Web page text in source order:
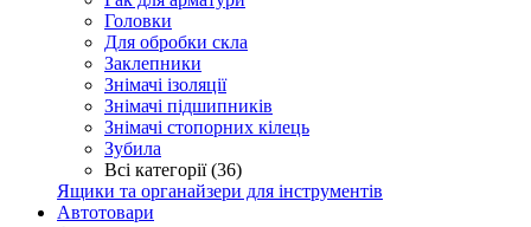
Головки
Для обробки скла
Заклепники
Знімачі ізоляції
Знімачі підшипників
Знімачі стопорних кілець
Зубила
Всі категорії (36)
Ящики та органайзери для інструментів
Автотовари